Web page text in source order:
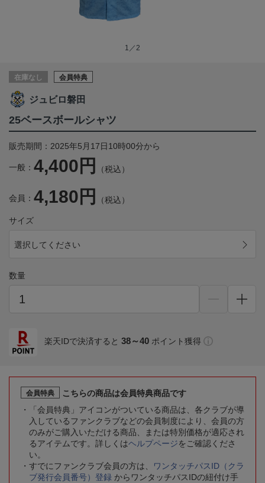
1／2
在庫なし 会員特典
ジュビロ磐田
25ベースボールシャツ
販売期間：2025年5月17日10時00分から
一般： 4,400円 （税込）
会員： 4,180円 （税込）
サイズ
選択してください
数量
楽天IDで決済すると 38～40 ポイント獲得
会員特典
こちらの商品は会員特典商品です
「会員特典」アイコンがついている商品は、各クラブが導
入しているファンクラブなどの会員制度により、会員の方
のみがご購入いただける商品、または特別価格が適応され
るアイテムです。詳しくはヘルプページをご確認くださ
い。
すでにファンクラブ会員の方は、
ワンタッチパスID（クラ
ブ発行会員番号）登録 からワンタッチパスIDの紐付け手